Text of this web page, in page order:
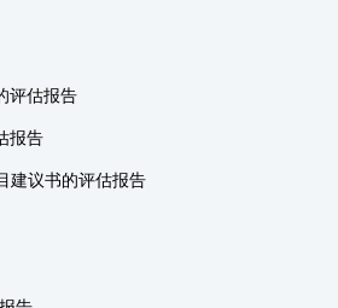
评估报告
报告
建议书的评估报告